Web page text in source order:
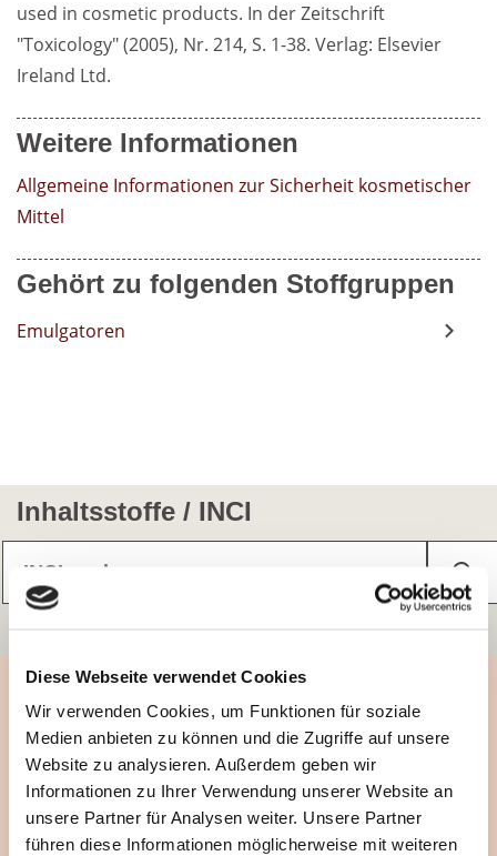
Diese Webseite verwendet Cookies
Wir verwenden Cookies, um Funktionen für soziale
Medien anbieten zu können und die Zugriffe auf unsere
Website zu analysieren. Außerdem geben wir
Informationen zu Ihrer Verwendung unserer Website an
unsere Partner für Analysen weiter. Unsere Partner
führen diese Informationen möglicherweise mit weiteren
used in cosmetic products. In der Zeitschrift
"Toxicology" (2005), Nr. 214, S. 1-38. Verlag: Elsevier
Ireland Ltd.
Weitere Informationen
Allgemeine Informationen zur Sicherheit kosmetischer
Mittel
Gehört zu folgenden Stoffgruppen
Emulgatoren
Inhaltsstoffe / INCI
Experten-Interview
Experten geben Rat: Gefälschte Kosmetik
Birgit Huber
Zum Interview